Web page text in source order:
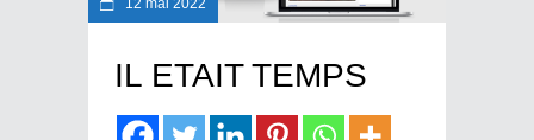
IL ETAIT TEMPS